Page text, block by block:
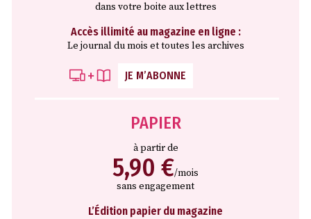
dans votre boite aux lettres
Accès illimité au magazine en ligne :
Le journal du mois et toutes les archives
JE M’ABONNE
PAPIER
à partir de
5,90 €/mois
sans engagement
L’Édition papier du magazine